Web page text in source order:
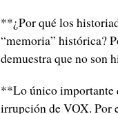
**¿Por qué los
“memoria” histórica?
demuestra que no son
**Lo único importante
irrupción de VOX. Por